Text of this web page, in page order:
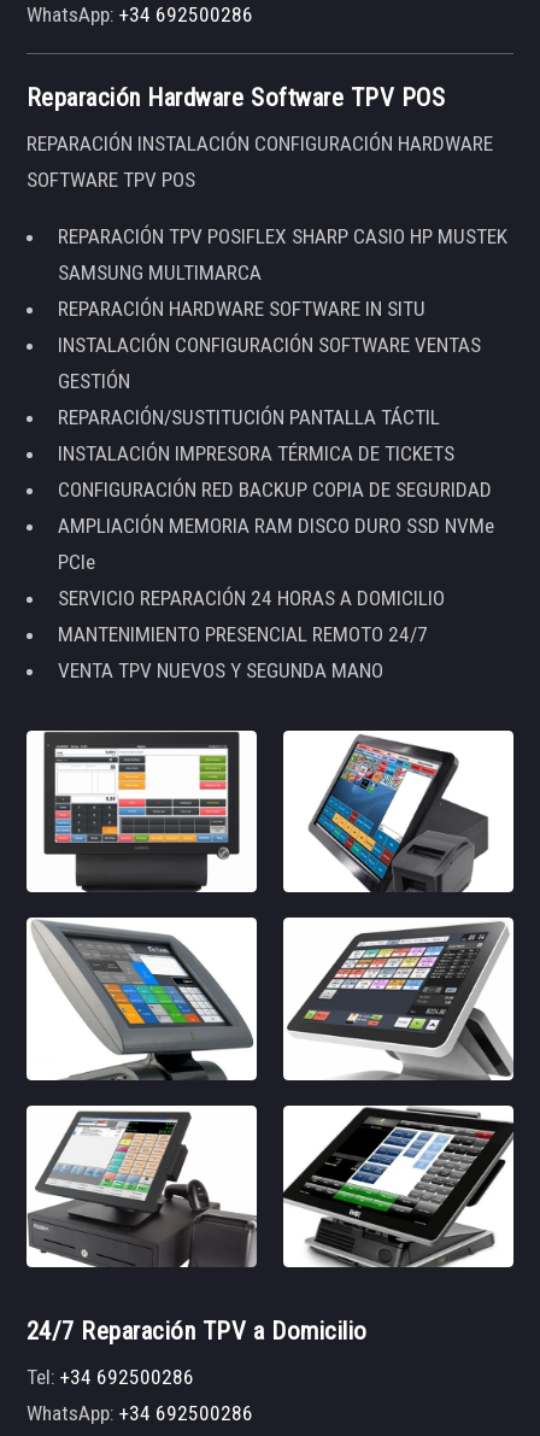
WhatsApp:+34 692500286
Reparación Hardware Software TPV POS
REPARACIÓN INSTALACIÓN CONFIGURACIÓN HARDWARE
SOFTWARE TPV POS
REPARACIÓN TPV POSIFLEX SHARP CASIO HP MUSTEK
SAMSUNG MULTIMARCA
REPARACIÓN HARDWARE SOFTWARE IN SITU
INSTALACIÓN CONFIGURACIÓN SOFTWARE VENTAS
GESTIÓN
REPARACIÓN/SUSTITUCIÓN PANTALLA TÁCTIL
INSTALACIÓN IMPRESORA TÉRMICA DE TICKETS
CONFIGURACIÓN RED BACKUP COPIA DE SEGURIDAD
AMPLIACIÓN MEMORIA RAM DISCO DURO SSD NVMe
PCIe
SERVICIO REPARACIÓN 24 HORAS A DOMICILIO
MANTENIMIENTO PRESENCIAL REMOTO 24/7
VENTA TPV NUEVOS Y SEGUNDA MANO
24/7 Reparación TPV a Domicilio
Tel:+34 692500286
WhatsApp:+34 692500286